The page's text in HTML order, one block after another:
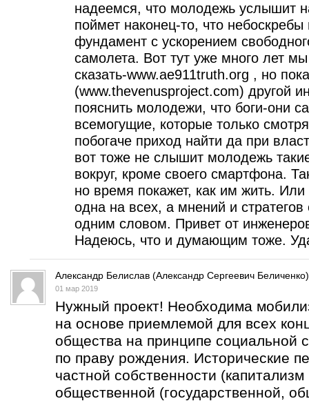
надеемся, что молодежь услышит
поймет наконец-то, что
фундамент с ускорением
самолета. Вот тут уже много лет
сказать-www.ae911truth.org , но
(www.thevenusproject.com) другой
пояснить молодежи, что боги-они
всемогущие, которые только
побогаче приход найти да при
вот тоже не слышит молодежь
вокруг, кроме своего смартфона.
но время покажет, как им жить.
одна на всех, а мнений и стратегов
одним словом. Привет от
Надеюсь, что и думающим тоже.
Александр Белислав (Александр Сергеевич Беличенко)
01 мар 2019
Нужный проект! Необходима
на основе приемлемой для всех
общества на принципе социальной
по праву рождения. Исторические
частной собственности
общественной (государственной,